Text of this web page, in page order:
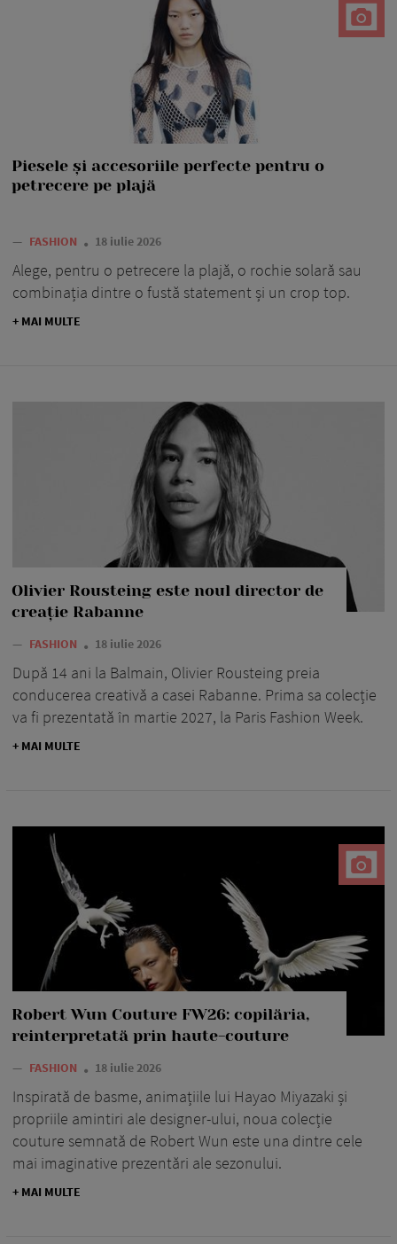
Piesele și accesoriile perfecte pentru o
petrecere pe plajă
— FASHION 18 iulie 2026
Alege, pentru o petrecere la plajă, o rochie solară sau
combinația dintre o fustă statement și un crop top.
+ MAI MULTE
Olivier Rousteing este noul director de
creație Rabanne
— FASHION 18 iulie 2026
După 14 ani la Balmain, Olivier Rousteing preia
conducerea creativă a casei Rabanne. Prima sa colecție
va fi prezentată în martie 2027, la Paris Fashion Week.
+ MAI MULTE
Robert Wun Couture FW26: copilăria,
reinterpretată prin haute-couture
— FASHION 18 iulie 2026
Inspirată de basme, animațiile lui Hayao Miyazaki și
propriile amintiri ale designer-ului, noua colecție
couture semnată de Robert Wun este una dintre cele
mai imaginative prezentări ale sezonului.
+ MAI MULTE